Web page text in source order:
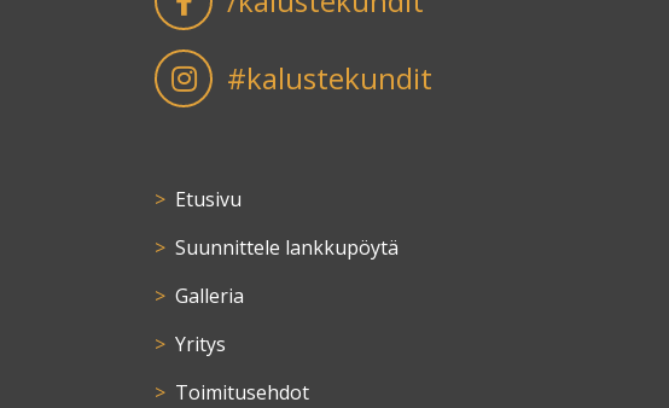
#kalustekundit
Etusivu
Suunnittele lankkupöytä
Galleria
Yritys
Toimitusehdot